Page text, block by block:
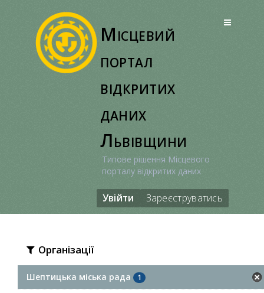
Місцевий
портал
відкритих
даних
Львівщини
Типове рішення Місцевого
порталу відкритих даних
Увійти Зареєструватись
Організації
Шептицька міська рада 1